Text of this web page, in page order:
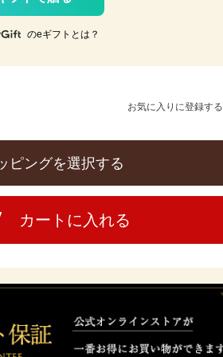
のeギフトとは？
お気に入りに登録する
ピングを選択する
カートに入れる